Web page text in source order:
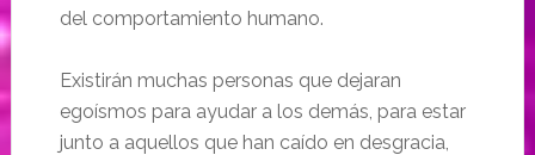
del comportamiento humano.
Existirán muchas personas que dejaran
egoísmos para ayudar a los demás, para estar
junto a aquellos que han caído en desgracia,